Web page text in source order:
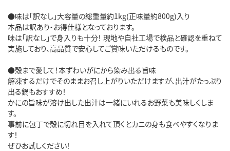
●味は「訳なし」大容量の総重量約1kg(正味量約800g)入り
本品は訳あり・お得仕様となっております。
味は「訳なし」で身入りも十分！ 現地や自社工場で検品と確認を重ねて
実施しており、高品質で安心してご賞味いただけるものです。
●殻まで愛して！本ずわいがにから染み出る旨味
解凍するだけでそのままお召し上がりいただけますが、出汁がたっぷり
出る鍋もおすすめ！
かにの旨味が溶け出した出汁は一緒にいれるお野菜も美味しくしま
す。
事前に包丁で殻に切れ目を入れて頂くとカニの身も食べやすくなりま
す！
ぜひお試しください！